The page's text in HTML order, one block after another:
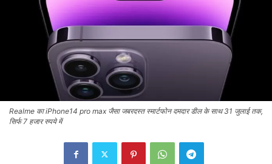
Realme का iPhone14 pro max जैसा जबरदस्त स्मार्टफोन दमदार डील के साथ 31 जुलाई तक,
सिर्फ 7 हजार रुपये में